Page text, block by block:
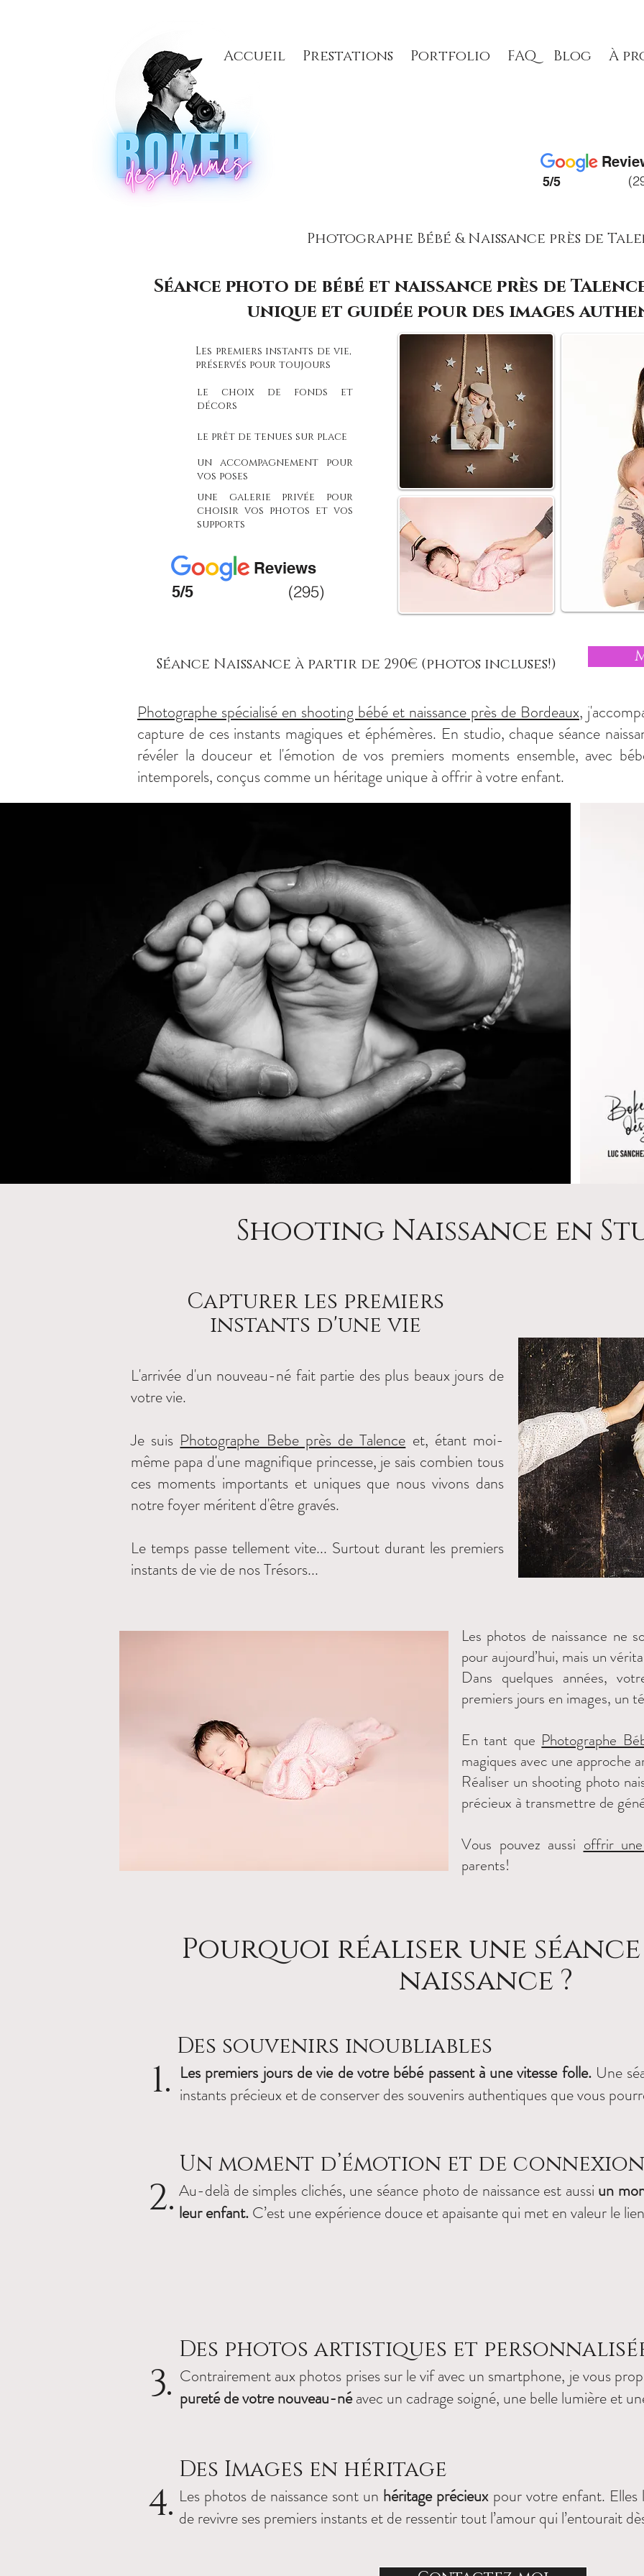
Accueil Prestations Portfolio FAQ Blog À
5/5
Photographe Bébé & Naissance près de
Séance photo de bébé et naissance près de
unique et guidée pour des images
Les premiers instants de vie,
préservés pour toujours
le choix de fonds et
décors
le prêt de tenues sur place
un accompagnement pour
vos poses
une galerie privée pour
choisir vos photos et vos
supports
Reviews
5/5
(295)
Séance Naissance à partir de 290€ (photos incluses!)
Photographe spécialisé en shooting bébé et naissance près de Bordeaux,
capture de ces instants magiques et éphémères. En studio, chaque séance
révéler la douceur et l'émotion de vos premiers moments ensemble, avec
intemporels, conçus comme un héritage unique à offrir à votre enfant.
Shooting Naissance en
Capturer les premiers
instants d'une vie
L'arrivée d'un nouveau-né fait partie des plus beaux jours de
votre vie.
Je suis Photographe Bebe près de Talence et, étant moi-
même papa d'une magnifique princesse, je sais combien tous
ces moments importants et uniques que nous vivons dans
notre foyer méritent d'être gravés.
Le temps passe tellement vite... Surtout durant les premiers
instants de vie de nos Trésors...
Les photos de naissance ne
pour aujourd’hui, mais un
Dans quelques années,
premiers jours en images, un
En tant que Photographe
magiques avec une approche
Réaliser un shooting photo
précieux à transmettre de
Vous pouvez aussi offrir
parents!
Pourquoi réaliser une
naissance ?
1.
Des souvenirs inoubliables
Les premiers jours de vie de votre bébé passent à une vitesse folle. Une
instants précieux et de conserver des souvenirs authentiques que vous
2.
Un moment d’émotion et de connexion
Au-delà de simples clichés, une séance photo de naissance est aussi un
leur enfant.C’est une expérience douce et apaisante qui met en valeur le
3.
Des photos artistiques et
Contrairement aux photos prises sur le vif avec un smartphone, je vous
pureté de votre nouveau-néavec un cadrage soigné, une belle lumière et
4.
Des Images en héritage
Les photos de naissance sont un héritage précieuxpour votre enfant. Elles
de revivre ses premiers instants et de ressentir tout l’amour qui l’entourait